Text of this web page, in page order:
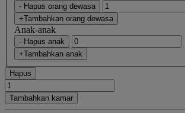
- Hapus orang dewasa
+Tambahkan orang dewasa
Anak-anak
- Hapus anak
+Tambahkan anak
Hapus
Tambahkan kamar